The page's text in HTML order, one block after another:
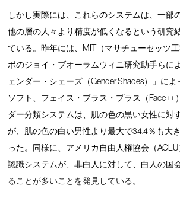
しかし実際には、これらのシステムは、一部
他の層の人々より精度が低くなるという研究
ている。昨年には、MIT（マサチューセッツ
ボのジョイ・ブオーラムウィニ研究助手らに
ェンダー・シェーズ（Gender Shades）」に
ソフト、フェイス・プラス・プラス（Face++
ダー分類システムは、肌の色の黒い女性に対
が、肌の色の白い男性より最大で34.4％も大
った。同様に、アメリカ自由人権協会（
認識システムが、非白人に対して、白人の国
ることが多いことを発見している。